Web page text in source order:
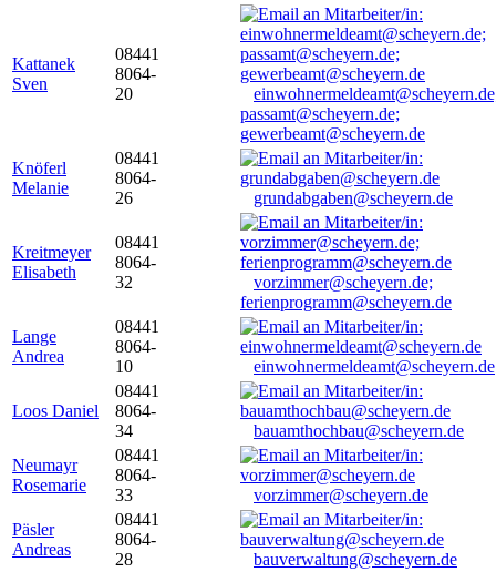
Kattanek
Sven
08441
8064-
20
passamt@scheyern.de;
gewerbeamt@scheyern.de
Knöferl
Melanie
08441
8064-
26
grundabgaben@scheyern.de
Kreitmeyer
Elisabeth
08441
8064-
32
vorzimmer@scheyern.de;
ferienprogramm@scheyern.de
Lange
Andrea
08441
8064-
10
einwohnermeldeamt@scheyern.de
Loos Daniel
08441
8064-
34
bauamthochbau@scheyern.de
Neumayr
Rosemarie
08441
8064-
33
vorzimmer@scheyern.de
Päsler
Andreas
08441
8064-
28
bauverwaltung@scheyern.de